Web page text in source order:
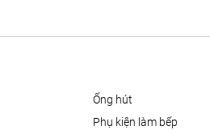
ống hút
phụ kiện làm bếp